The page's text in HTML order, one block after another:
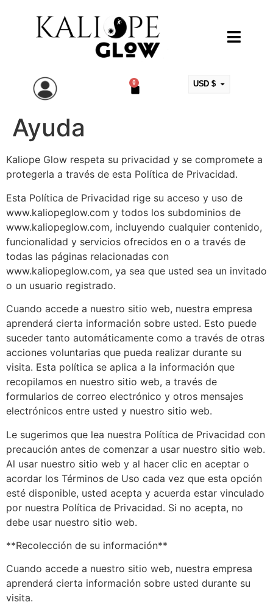
0 USD $
COP $
CLP $
UYU $
Ayuda
Kaliope Glow respeta su privacidad y se compromete a
protegerla a través de esta Política de Privacidad.
Esta Política de Privacidad rige su acceso y uso de
www.kaliopeglow.com y todos los subdominios de
www.kaliopeglow.com, incluyendo cualquier contenido,
funcionalidad y servicios ofrecidos en o a través de
todas las páginas relacionadas con
www.kaliopeglow.com, ya sea que usted sea un invitado
o un usuario registrado.
Cuando accede a nuestro sitio web, nuestra empresa
aprenderá cierta información sobre usted. Esto puede
suceder tanto automáticamente como a través de otras
acciones voluntarias que pueda realizar durante su
visita. Esta política se aplica a la información que
recopilamos en nuestro sitio web, a través de
formularios de correo electrónico y otros mensajes
electrónicos entre usted y nuestro sitio web.
Le sugerimos que lea nuestra Política de Privacidad con
precaución antes de comenzar a usar nuestro sitio web.
Al usar nuestro sitio web y al hacer clic en aceptar o
acordar los Términos de Uso cada vez que esta opción
esté disponible, usted acepta y acuerda estar vinculado
por nuestra Política de Privacidad. Si no acepta, no
debe usar nuestro sitio web.
**Recolección de su información**
Cuando accede a nuestro sitio web, nuestra empresa
aprenderá cierta información sobre usted durante su
visita.